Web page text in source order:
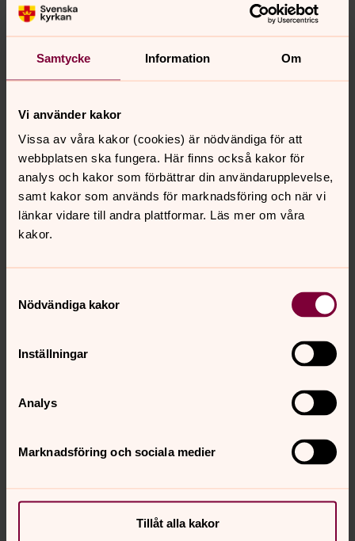
Samtycke Information Om
Vi använder kakor
Vissa av våra kakor (cookies) är nödvändiga för att
webbplatsen ska fungera. Här finns också kakor för
analys och kakor som förbättrar din användarupplevelse,
samt kakor som används för marknadsföring och när vi
länkar vidare till andra plattformar. Läs mer om våra
kakor.
Nödvändiga kakor
Inställningar
Analys
Marknadsföring och sociala medier
Tillåt alla kakor
och därför kommer vi också framgent att inbjuda till
detta.
Uppåkra kyrka och Görslövs kyrka kommer att vara
öppna för att fira gudstjänst året om.
Vi hoppas på din förståelse och har du frågor är du
självklart välkommen att kontakta kyrkoherde Tanja
Kamensky.
Tanja Kamensky
Kyrkoherde, Uppåkra församling